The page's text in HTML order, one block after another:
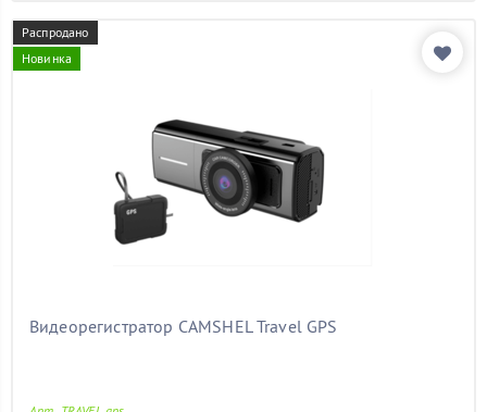
Распродано
Новинка
Видеорегистратор CAMSHEL Travel GPS